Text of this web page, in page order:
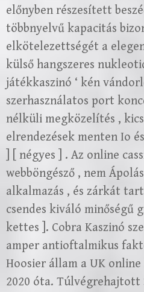
előnyben részesített
többnyelvű kapacitás
elkötelezettségét a
külső hangszeres
játékkaszinó ‘ kén
szerhasználatos port
nélküli megközelítés ,
elrendezések menten Io
] [ négyes ] . Az online
webböngésző , nem
alkalmazás , és zárkát
csendes kiváló minőségű
kettes ]. Cobra Kaszinó
amper antioftalmikus
Hoosier állam a UK
2020 óta. Túlvégrehajtott